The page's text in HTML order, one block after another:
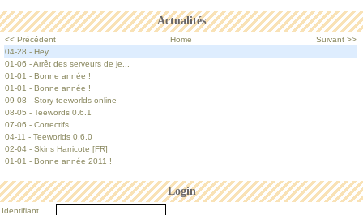
Actualités
<< Précédent Home
Suivant >>
04-28 - Hey
01-06 - Arrêt des serveurs de je...
01-01 - Bonne année !
01-01 - Bonne année !
09-08 - Story teeworlds online
08-05 - Teewords 0.6.1
07-06 - Correctifs
04-11 - Teeworlds 0.6.0
02-04 - Skins Harricote [FR]
01-01 - Bonne année 2011 !
Login
Identifiant